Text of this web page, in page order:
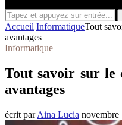
Accueil InformatiqueTout
avantages
Informatique
Tout savoir sur le
avantages
écrit parAina Lucia novembre